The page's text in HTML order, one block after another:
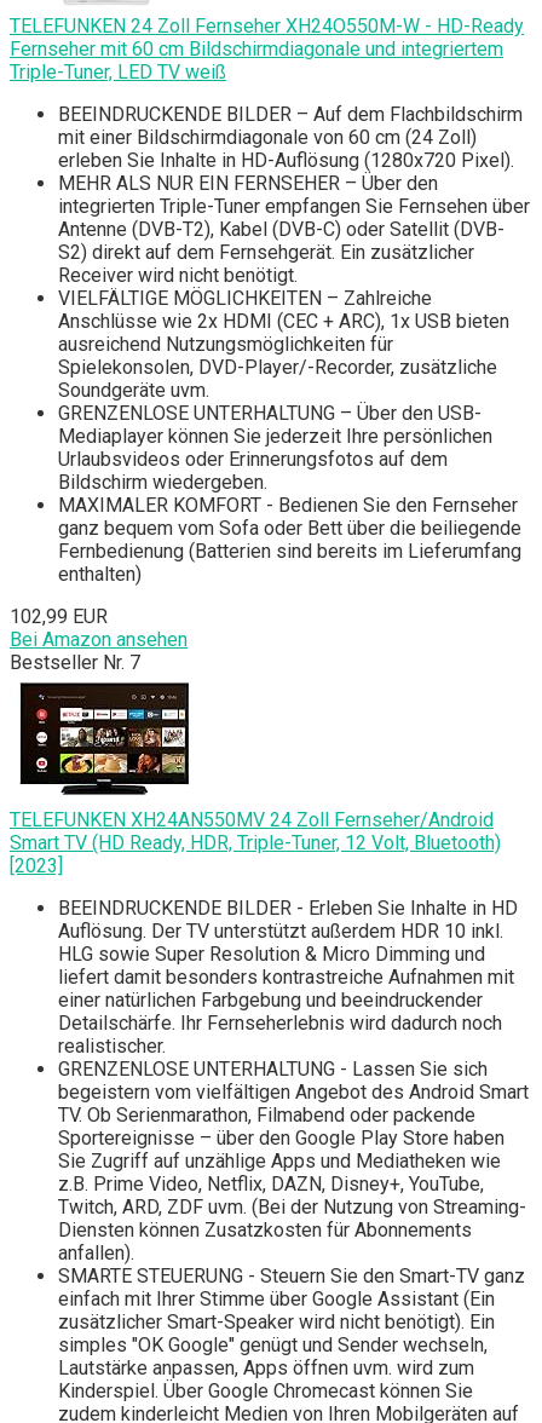
TELEFUNKEN 24 Zoll Fernseher XH24O550M-W - HD-Ready
Fernseher mit 60 cm Bildschirmdiagonale und integriertem
Triple-Tuner, LED TV weiß
BEEINDRUCKENDE BILDER – Auf dem Flachbildschirm
mit einer Bildschirmdiagonale von 60 cm (24 Zoll)
erleben Sie Inhalte in HD-Auflösung (1280x720 Pixel).
MEHR ALS NUR EIN FERNSEHER – Über den
integrierten Triple-Tuner empfangen Sie Fernsehen über
Antenne (DVB-T2), Kabel (DVB-C) oder Satellit (DVB-
S2) direkt auf dem Fernsehgerät. Ein zusätzlicher
Receiver wird nicht benötigt.
VIELFÄLTIGE MÖGLICHKEITEN – Zahlreiche
Anschlüsse wie 2x HDMI (CEC + ARC), 1x USB bieten
ausreichend Nutzungsmöglichkeiten für
Spielekonsolen, DVD-Player/-Recorder, zusätzliche
Soundgeräte uvm.
GRENZENLOSE UNTERHALTUNG – Über den USB-
Mediaplayer können Sie jederzeit Ihre persönlichen
Urlaubsvideos oder Erinnerungsfotos auf dem
Bildschirm wiedergeben.
MAXIMALER KOMFORT - Bedienen Sie den Fernseher
ganz bequem vom Sofa oder Bett über die beiliegende
Fernbedienung (Batterien sind bereits im Lieferumfang
enthalten)
102,99 EUR
Bei Amazon ansehen
Bestseller Nr. 7
TELEFUNKEN XH24AN550MV 24 Zoll Fernseher/Android
Smart TV (HD Ready, HDR, Triple-Tuner, 12 Volt, Bluetooth)
[2023]
BEEINDRUCKENDE BILDER - Erleben Sie Inhalte in HD
Auflösung. Der TV unterstützt außerdem HDR 10 inkl.
HLG sowie Super Resolution & Micro Dimming und
liefert damit besonders kontrastreiche Aufnahmen mit
einer natürlichen Farbgebung und beeindruckender
Detailschärfe. Ihr Fernseherlebnis wird dadurch noch
realistischer.
GRENZENLOSE UNTERHALTUNG - Lassen Sie sich
begeistern vom vielfältigen Angebot des Android Smart
TV. Ob Serienmarathon, Filmabend oder packende
Sportereignisse – über den Google Play Store haben
Sie Zugriff auf unzählige Apps und Mediatheken wie
z.B. Prime Video, Netflix, DAZN, Disney+, YouTube,
Twitch, ARD, ZDF uvm. (Bei der Nutzung von Streaming-
Diensten können Zusatzkosten für Abonnements
anfallen).
SMARTE STEUERUNG - Steuern Sie den Smart-TV ganz
einfach mit Ihrer Stimme über Google Assistant (Ein
zusätzlicher Smart-Speaker wird nicht benötigt). Ein
simples "OK Google" genügt und Sender wechseln,
Lautstärke anpassen, Apps öffnen uvm. wird zum
Kinderspiel. Über Google Chromecast können Sie
zudem kinderleicht Medien von Ihren Mobilgeräten auf